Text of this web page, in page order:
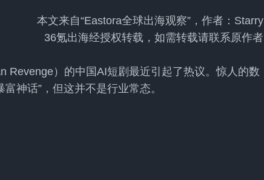
本文来自“Eastora全球出海观察” ，作者：Starry
36氪出海经授权转载，如需转载请联系原作者
Revenge）的中国AI短剧最近引起了热议。惊人的数
神话”，但这并不是行业常态。